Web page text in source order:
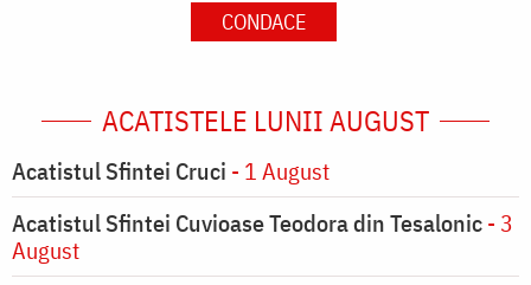
CONDACE
ACATISTELE LUNII AUGUST
Acatistul Sfintei Cruci - 1 August
Acatistul Sfintei Cuvioase Teodora din Tesalonic- 3
August